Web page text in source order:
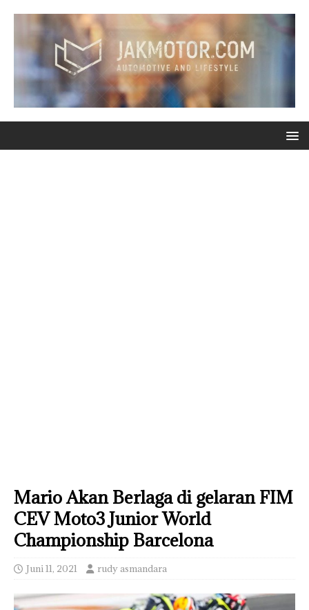
Mario Akan Berlaga di gelaran FIM
CEV Moto3 Junior World
Championship Barcelona
Juni 11, 2021 rudy asmandara